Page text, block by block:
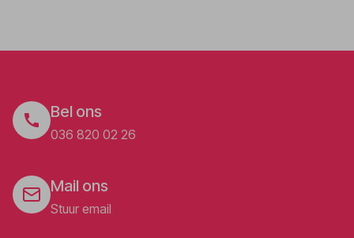
Bel ons
036 820 02 26
Mail ons
Stuur email